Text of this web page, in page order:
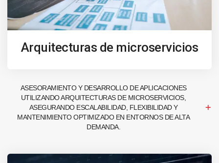
Arquitecturas de microservicios
ASESORAMIENTO Y DESARROLLO DE APLICACIONES
UTILIZANDO ARQUITECTURAS DE MICROSERVICIOS,
ASEGURANDO ESCALABILIDAD, FLEXIBILIDAD Y
MANTENIMIENTO OPTIMIZADO EN ENTORNOS DE ALTA
DEMANDA.